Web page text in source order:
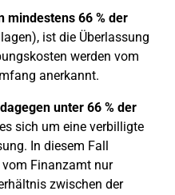
mindestens 66 % der
ist die Überlassung
werden vom
anerkannt.
unter 66 % der
sich um eine verbilligte
In diesem Fall
Finanzamt nur
zwischen der